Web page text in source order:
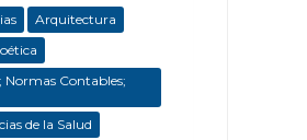
Arquitectura
Normas Contables;
de la Salud